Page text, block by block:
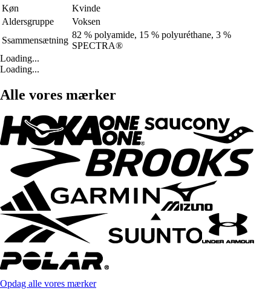
Køn
Kvinde
Aldersgruppe
Voksen
Ssammensætning
82 % polyamide, 15 % polyuréthane, 3 %
SPECTRA®
Loading...
Loading...
Alle vores mærker
Opdag alle vores mærker